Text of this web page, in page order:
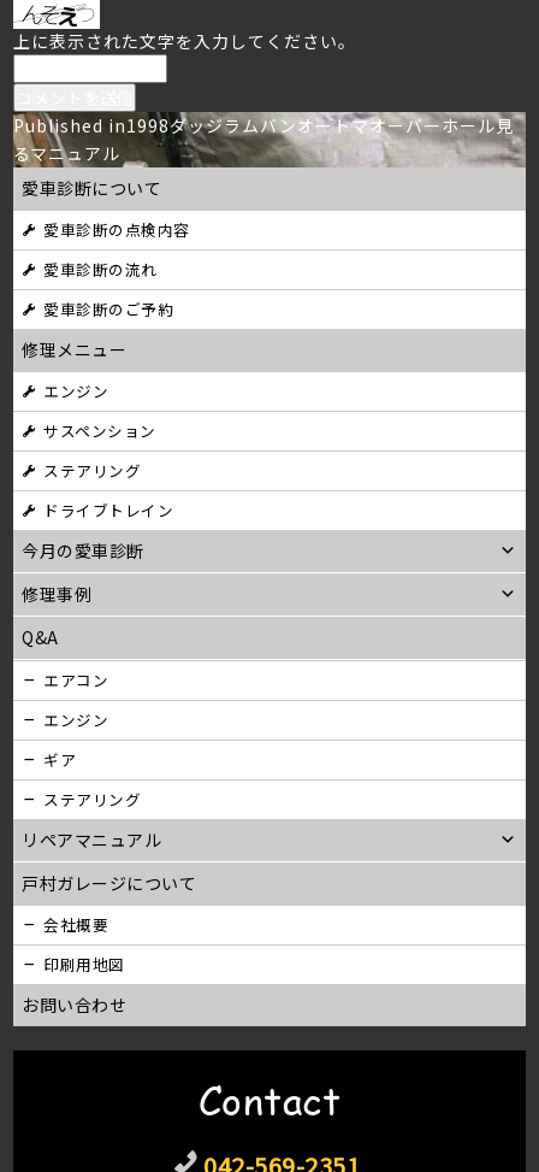
上に表示された文字を入力してください。
投
稿
ナ
ビ
ゲ
ー
シ
ョ
ン
Published in1998ダッジラムバンオートマオーバーホール見
るマニュアル
愛車診断について
愛車診断の点検内容
愛車診断の流れ
愛車診断のご予約
修理メニュー
エンジン
サスペンション
ステアリング
ドライブトレイン
今月の愛車診断
修理事例
Q&A
エアコン
エンジン
ギア
ステアリング
リペアマニュアル
戸村ガレージについて
会社概要
印刷用地図
お問い合わせ
Contact